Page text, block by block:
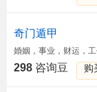
奇门遁甲
婚姻，事业，财运，
298 咨询豆 购